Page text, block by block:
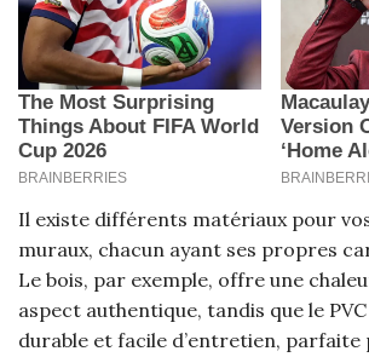
Il existe différents matériaux pour
muraux, chacun ayant ses propres
Le bois, par exemple, offre une
aspect authentique, tandis que le
durable et facile d’entretien, parfaite